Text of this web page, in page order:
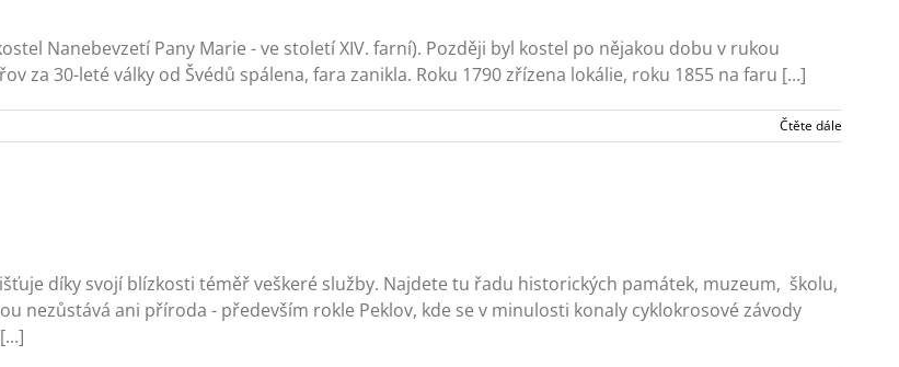
Nanebevzetí Pany Marie - ve století XIV. farní). Později byl kostel po nějakou dobu v rukou
za 30-leté války od Švédů spálena, fara zanikla. Roku 1790 zřízena lokálie, roku 1855 na faru [...]
Čtěte dále
díky svojí blízkosti téměř veškeré služby. Najdete tu řadu historických památek, muzeum, školu,
nezůstává ani příroda - především rokle Peklov, kde se v minulosti konaly cyklokrosové závody